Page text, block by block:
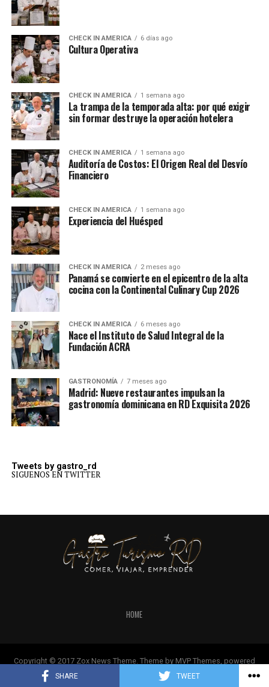
SHARE TWEET
CHECK IN AMERICA 6 días ago
Cultura Operativa
CHECK IN AMERICA 1 semana ago
La trampa de la temporada alta: por qué exigir
sin formar destruye la operación hotelera
CHECK IN AMERICA 1 semana ago
Auditoría de Costos: El Origen Real del Desvío
Financiero
CHECK IN AMERICA 1 semana ago
Experiencia del Huésped
CHECK IN AMERICA 2 meses ago
Panamá se convierte en el epicentro de la alta
cocina con la Continental Culinary Cup 2026
CHECK IN AMERICA 6 meses ago
Nace el Instituto de Salud Integral de la
Fundación ACRA
GASTRONOMÍA 7 meses ago
Madrid: Nueve restaurantes impulsan la
gastronomía dominicana en RD Exquisita 2026
Tweets by gastro_rd
SIGUENOS EN TWITTER
HOME
Copyright © 2017 Zox News Theme. Theme by MVP Themes, powered
by WordPress.